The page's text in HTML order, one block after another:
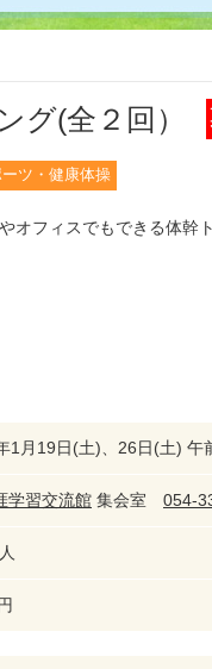
グ(全２回）
ーツ・健康体操
オフィスでもできる体幹
1月19日(土)、26日(土) 午
学習交流館 集会室 054-